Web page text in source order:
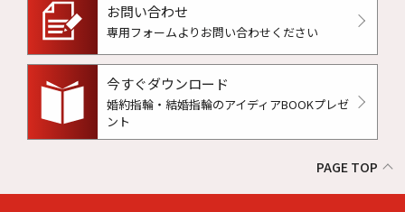
お問い合わせ
専用フォームよりお問い合わせください
今すぐダウンロード
婚約指輪・結婚指輪のアイディアBOOKプレゼ
ント
PAGE TOP